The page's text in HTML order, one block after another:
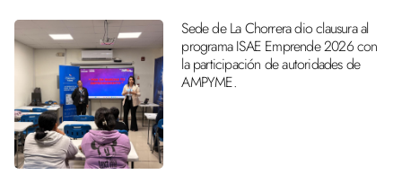
Sede de La Chorrera dio clausura al
programa ISAE Emprende 2026 con
la participación de autoridades de
AMPYME.